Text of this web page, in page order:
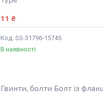
11 ₴
SS-31796-15745
В наявності
Гвинти, болти Болт із